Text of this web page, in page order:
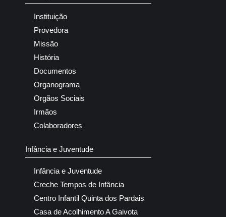
Instituição
Provedora
Missão
História
Documentos
Organograma
Orgãos Sociais
Irmãos
Colaboradores
Infância e Juventude
Infância e Juventude
Creche Tempos de Infância
Centro Infantil Quinta dos Pardais
Casa de Acolhimento A Gaivota